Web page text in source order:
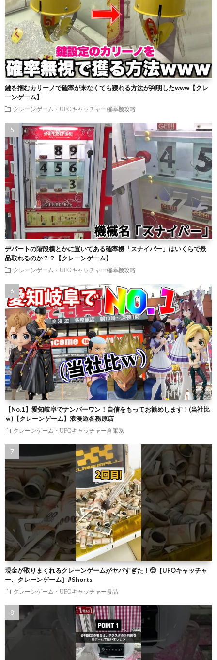
鍵を掴むカリーノで確率が来なくても獲れる方法が判明したwww【クレ
ーンゲーム】
クレーンゲーム・UFOキャッチャー確率機攻略
デパートの階段横とかに置いてある確率機「スナイパー」はいくらで景
品取れるのか？？【クレーンゲーム】
クレーンゲーム・UFOキャッチャー確率機攻略
【No.1】愛知岐阜でナンバーワン！自信をもってお勧めします！(当社比
ｗ)【クレーンゲーム】浪漫遊各務原店
クレーンゲーム・UFOキャッチャー倉庫系
現金が取りまくれるクレーンゲームがヤバすぎた！🥺［UFOキャッチャ
ー、クレーンゲーム］#Shorts
クレーンゲーム・UFOキャッチャー景品